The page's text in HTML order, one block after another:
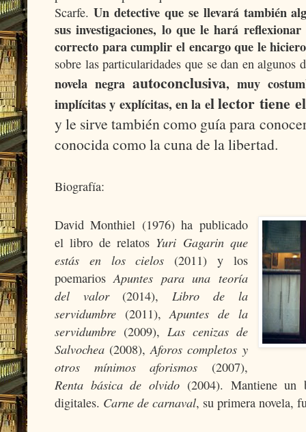
Scarfe. Un detective que se llevará también
sus investigaciones, lo que le hará
correcto para cumplir el encargo que le
sobre las particularidades que se dan en algunos
novela negraautoconclusiva, muy
implícitas y explícitas, en la el lectortiene
y le sirve también como guía para
conocida como la cuna de la libertad.
Biografía:
David Monthiel (1976) ha publicado
el libro de relatos Yuri Gagarin que
estás en los cielos (2011) y los
poemariosApuntes para una teoría
del valor(2014),Libro de la
servidumbre (2011),Apuntes de la
servidumbre (2009), Las cenizas de
Salvochea (2008),Aforos completos y
otros mínimos aforismos (2007),
Renta básica de olvido (2004). Mantiene un
digitales. Carne de carnaval, su primera novela,